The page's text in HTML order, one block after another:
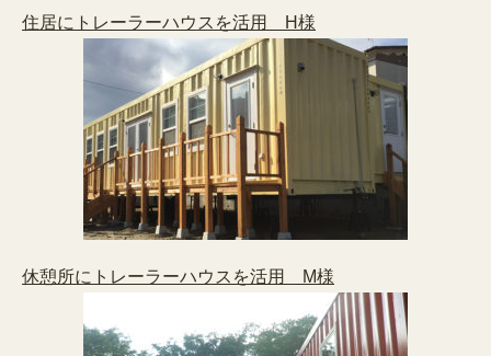
住居にトレーラーハウスを活用 H様
休憩所にトレーラーハウスを活用 M様